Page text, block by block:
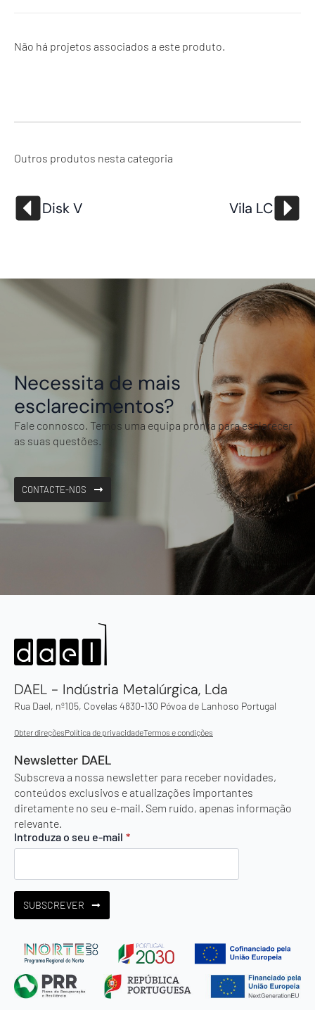
Não há projetos associados a este produto.
Outros produtos nesta categoria
Disk V Vila LC
Necessita de mais
esclarecimentos?
Fale connosco. Temos uma equipa pronta para esclarecer
as suas questões.
CONTACTE-NOS
DAEL - Indústria Metalúrgica, Lda
Rua Dael, nº105, Covelas 4830-130 Póvoa de Lanhoso Portugal
Obter direçõesPolítica de privacidadeTermos e condições
Newsletter DAEL
Subscreva a nossa newsletter para receber novidades,
conteúdos exclusivos e atualizações importantes
diretamente no seu e-mail. Sem ruído, apenas informação
relevante.
Introduza o seu e-mail *
SUBSCREVER